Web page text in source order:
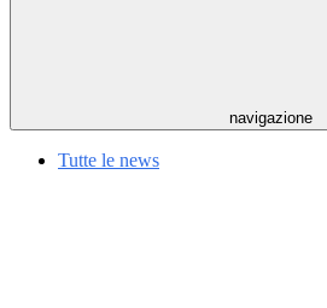
navigazione
Tutte le news